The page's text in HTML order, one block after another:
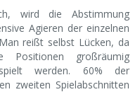
wird die Abstimmung
Agieren der einzelnen
reißt selbst Lücken, da
Positionen großräumig
werden. 60% der
zweiten Spielabschnitten